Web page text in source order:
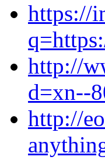
https://
http://
d=xn--
http://